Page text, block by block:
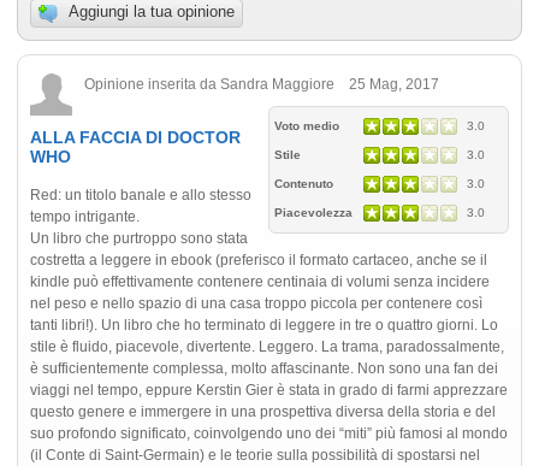
Aggiungi la tua opinione
Opinione inserita da Sandra Maggiore 25 Mag, 2017
Voto medio 3.0
Stile 3.0
Contenuto 3.0
Piacevolezza 3.0
ALLA FACCIA DI DOCTOR
WHO
Red: un titolo banale e allo stesso
tempo intrigante.
Un libro che purtroppo sono stata
costretta a leggere in ebook (preferisco il formato cartaceo, anche se il
kindle può effettivamente contenere centinaia di volumi senza incidere
nel peso e nello spazio di una casa troppo piccola per contenere così
tanti libri!). Un libro che ho terminato di leggere in tre o quattro giorni. Lo
stile è fluido, piacevole, divertente. Leggero. La trama, paradossalmente,
è sufficientemente complessa, molto affascinante. Non sono una fan dei
viaggi nel tempo, eppure Kerstin Gier è stata in grado di farmi apprezzare
questo genere e immergere in una prospettiva diversa della storia e del
suo profondo significato, coinvolgendo uno dei “miti” più famosi al mondo
(il Conte di Saint-Germain) e le teorie sulla possibilità di spostarsi nel